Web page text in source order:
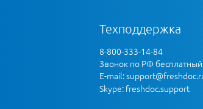
Техподдержка
8-800-333-14-84
Звонок по РФ бесплатный
E-mail:
Skype: freshdoc.support